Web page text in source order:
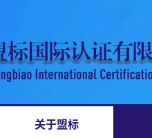
关于盟标